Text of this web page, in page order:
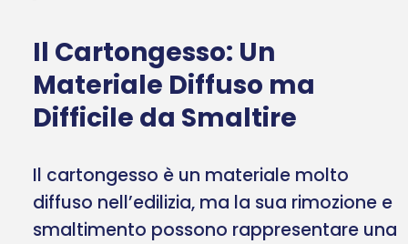
Il Cartongesso: Un
Materiale Diffuso ma
Difficile da Smaltire
Il cartongesso è un materiale molto
diffuso nell’edilizia, ma la sua rimozione e
smaltimento possono rappresentare una